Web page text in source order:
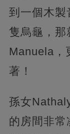
到一個木製
隻烏龜，那
Manuela，
著！
孫女
的房間非常